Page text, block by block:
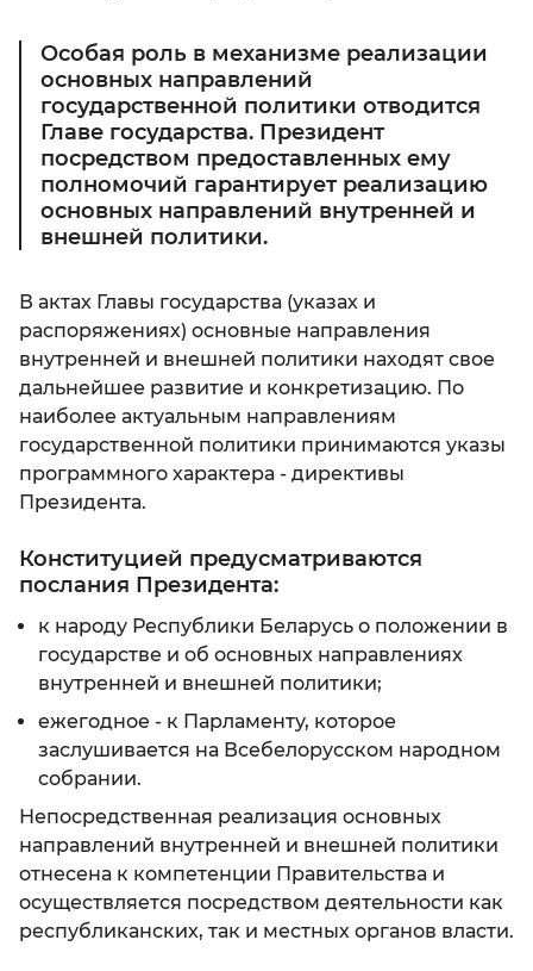
Особая роль в механизме реализации
основных направлений
государственной политики отводится
Главе государства. Президент
посредством предоставленных ему
полномочий гарантирует реализацию
основных направлений внутренней и
внешней политики.
В актах Главы государства (указах и
распоряжениях) основные направления
внутренней и внешней политики находят свое
дальнейшее развитие и конкретизацию. По
наиболее актуальным направлениям
государственной политики принимаются указы
программного характера - директивы
Президента.
Конституцией предусматриваются
послания Президента:
к народу Республики Беларусь о положении в
государстве и об основных направлениях
внутренней и внешней политики;
ежегодное - к Парламенту, которое
заслушивается на Всебелорусском народном
собрании.
Непосредственная реализация основных
направлений внутренней и внешней политики
отнесена к компетенции Правительства и
осуществляется посредством деятельности как
республиканских, так и местных органов власти.